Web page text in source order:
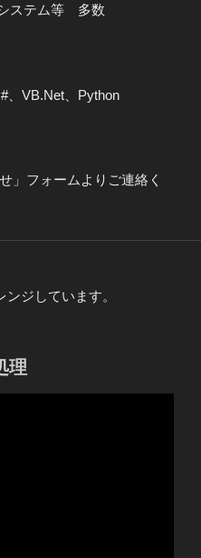
ステム等 多数
、VB.Net、Python
」フォームよりご連絡く
ジしています。
理